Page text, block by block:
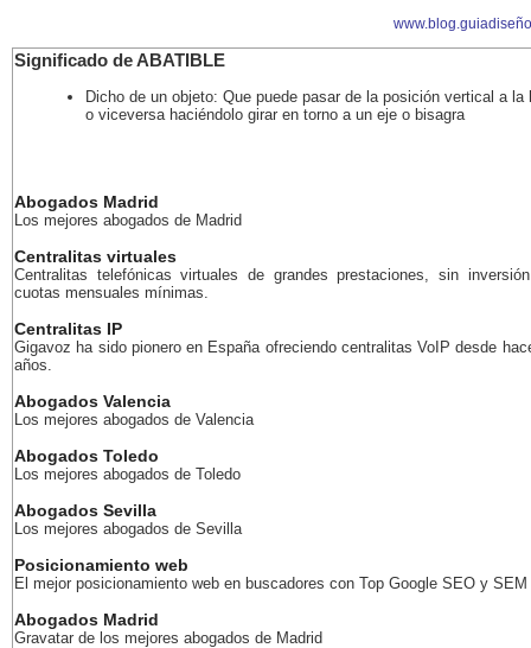
Significado de ABATIBLE
Dicho de un objeto: Que puede pasar de la posición vertical a la
o viceversa haciéndolo girar en torno a un eje o bisagra
Abogados Madrid
Los mejores abogados de Madrid
Centralitas virtuales
Centralitas telefónicas virtuales de grandes prestaciones, sin
cuotas mensuales mínimas.
Centralitas IP
Gigavoz ha sido pionero en España ofreciendo centralitas VoIP desde
años.
Abogados Valencia
Los mejores abogados de Valencia
Abogados Toledo
Los mejores abogados de Toledo
Abogados Sevilla
Los mejores abogados de Sevilla
Posicionamiento web
El mejor posicionamiento web en buscadores con Top Google SEO y SEM
Abogados Madrid
Gravatar de los mejores abogados de Madrid